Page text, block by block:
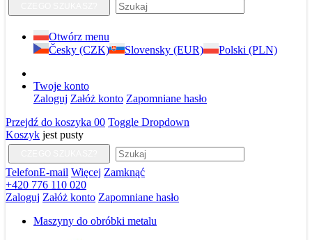
Otwórz menu
Česky (CZK)
Slovensky (EUR) Polski (PLN)
Twoje konto
Zaloguj Załóż konto Zapomniane hasło
Przejdź do koszyka 00 Toggle Dropdown
Koszyk jest pusty
TelefonE-mail Więcej Zamknąć
+420 776 110 020
Zaloguj Załóż konto Zapomniane hasło
Maszyny do obróbki metalu